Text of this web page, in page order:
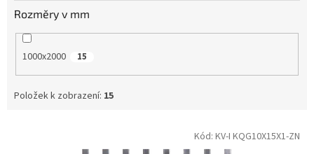
Rozměry v mm
1000x2000 15
Položek k zobrazení: 15
Kód: KV-I KQG10X15X1-ZN